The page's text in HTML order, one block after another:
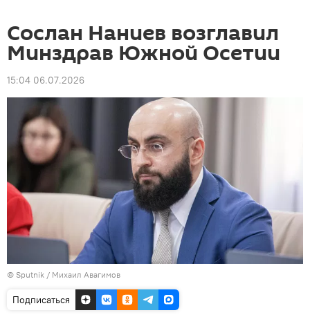
Сослан Наниев возглавил
Минздрав Южной Осетии
15:04 06.07.2026
© Sputnik / Михаил Авагимов
Подписаться